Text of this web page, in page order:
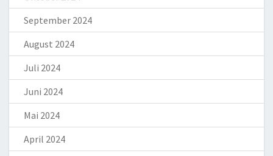
September 2024
August 2024
Juli 2024
Juni 2024
Mai 2024
April 2024